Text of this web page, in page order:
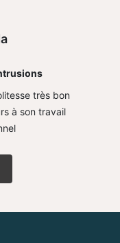
très bon
à son travail